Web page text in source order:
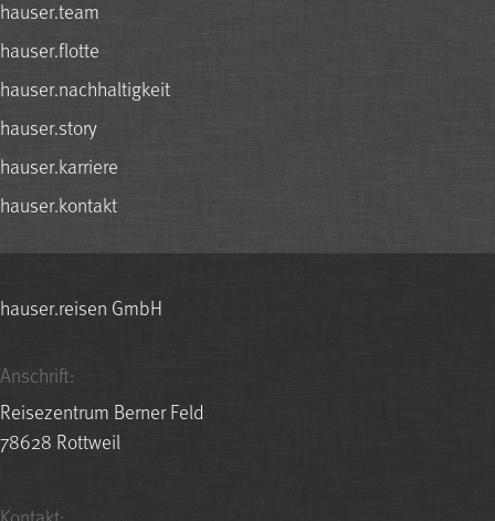
hauser.team
hauser.flotte
hauser.nachhaltigkeit
hauser.story
hauser.karriere
hauser.kontakt
hauser.reisen GmbH
Anschrift:
Reisezentrum Berner Feld
78628 Rottweil